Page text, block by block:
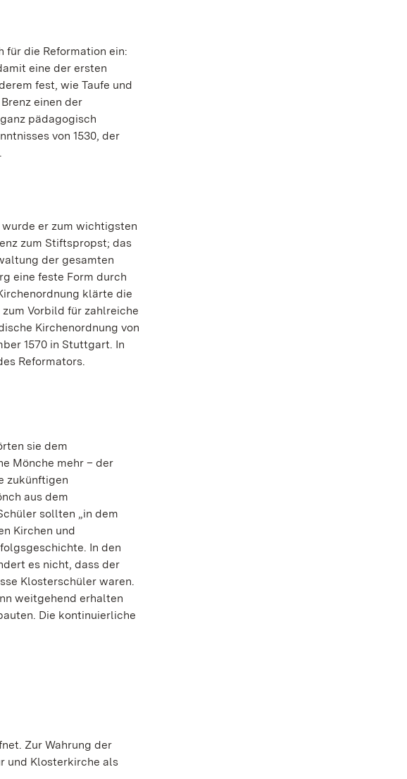
für die Reformation ein:
eine der ersten
fest, wie Taufe und
einen der
pädagogisch
von 1530, der
er zum wichtigsten
zum Stiftspropst; das
der gesamten
eine feste Form durch
klärte die
Vorbild für zahlreiche
Kirchenordnung von
1570 in Stuttgart. In
Reformators.
sie dem
Mönche mehr – der
zukünftigen
aus dem
sollten „in dem
Kirchen und
In den
es nicht, dass der
Klosterschüler waren.
weitgehend erhalten
Die kontinuierliche
Zur Wahrung der
und Klosterkirche als